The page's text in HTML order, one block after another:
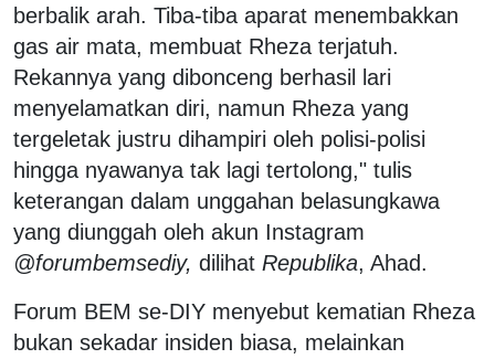
berbalik arah. Tiba-tiba aparat menembakkan
gas air mata, membuat Rheza terjatuh.
Rekannya yang dibonceng berhasil lari
menyelamatkan diri, namun Rheza yang
tergeletak justru dihampiri oleh polisi-polisi
hingga nyawanya tak lagi tertolong," tulis
keterangan dalam unggahan belasungkawa
yang diunggah oleh akun Instagram
@forumbemsediy, dilihat Republika, Ahad.
Forum BEM se-DIY menyebut kematian Rheza
bukan sekadar insiden biasa, melainkan